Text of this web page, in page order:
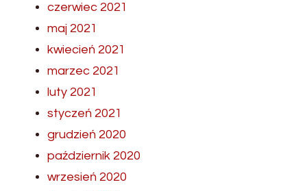
czerwiec 2021
maj 2021
kwiecień 2021
marzec 2021
luty 2021
styczeń 2021
grudzień 2020
październik 2020
wrzesień 2020